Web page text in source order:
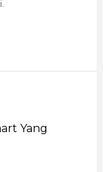
Yang